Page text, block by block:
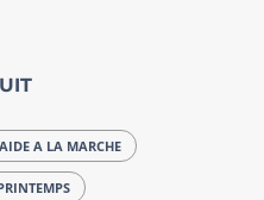
AIDE A LA MARCHE